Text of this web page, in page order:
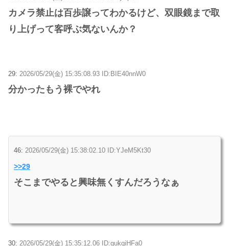
カメラ禁止は百歩譲ってわかるけど、双眼鏡まで取
り上げって客呼ぶ気ないんか？
29: 2026/05/29(金) 15:35:08.93 ID:BIE40nnW0
分かったもう裸でやれ
46: 2026/05/29(金) 15:38:02.10 ID:YJeM5Kt30
>>29
そこまでやると興味無くすんだろうなぁ
30: 2026/05/29(金) 15:35:12.06 ID:gukqiHFa0